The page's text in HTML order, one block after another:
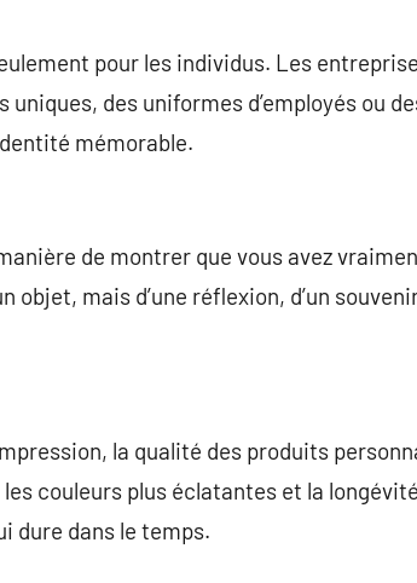
pour les individus. Les
des uniformes d’employés ou
mémorable.
de montrer que vous avez
objet, mais d’une réflexion, d’un
la qualité des produits
couleurs plus éclatantes et la
dure dans le temps.